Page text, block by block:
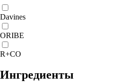
Davines
ORIBE
R+CO
Ингредиенты